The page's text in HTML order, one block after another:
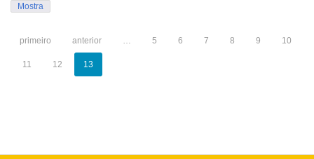
Mostra
primeiro anterior … 5 6 7 8 9 10
11 12 13